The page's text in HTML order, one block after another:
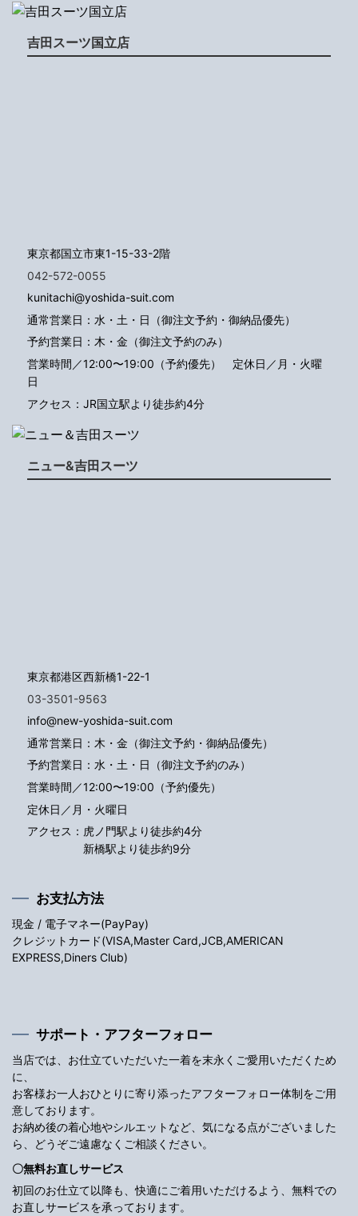
吉田スーツ国立店
東京都国立市東1-15-33-2階
042-572-0055
kunitachi@yoshida-suit.com
通常営業日：水・土・日（御注文予約・御納品優先）
予約営業日：木・金（御注文予約のみ）
営業時間／12:00〜19:00（予約優先） 定休日／月・火曜
日
アクセス：JR国立駅より徒歩約4分
ニュー&吉田スーツ
東京都港区西新橋1-22-1
03-3501-9563
info@new-yoshida-suit.com
通常営業日：木・金（御注文予約・御納品優先）
予約営業日：水・土・日（御注文予約のみ）
営業時間／12:00〜19:00（予約優先）
定休日／月・火曜日
アクセス： 虎ノ門駅より徒歩約4分
新橋駅より徒歩約9分
お支払方法
現金 / 電子マネー(PayPay)
クレジットカード(VISA,Master Card,JCB,AMERICAN
EXPRESS,Diners Club)
サポート・アフターフォロー
当店では、お仕立ていただいた一着を末永くご愛用いただくため
に、
お客様お一人おひとりに寄り添ったアフターフォロー体制をご用
意しております。
お納め後の着心地やシルエットなど、気になる点がございました
ら、どうぞご遠慮なくご相談ください。
〇無料お直しサービス
初回のお仕立て以降も、快適にご着用いただけるよう、無料での
お直しサービスを承っております。